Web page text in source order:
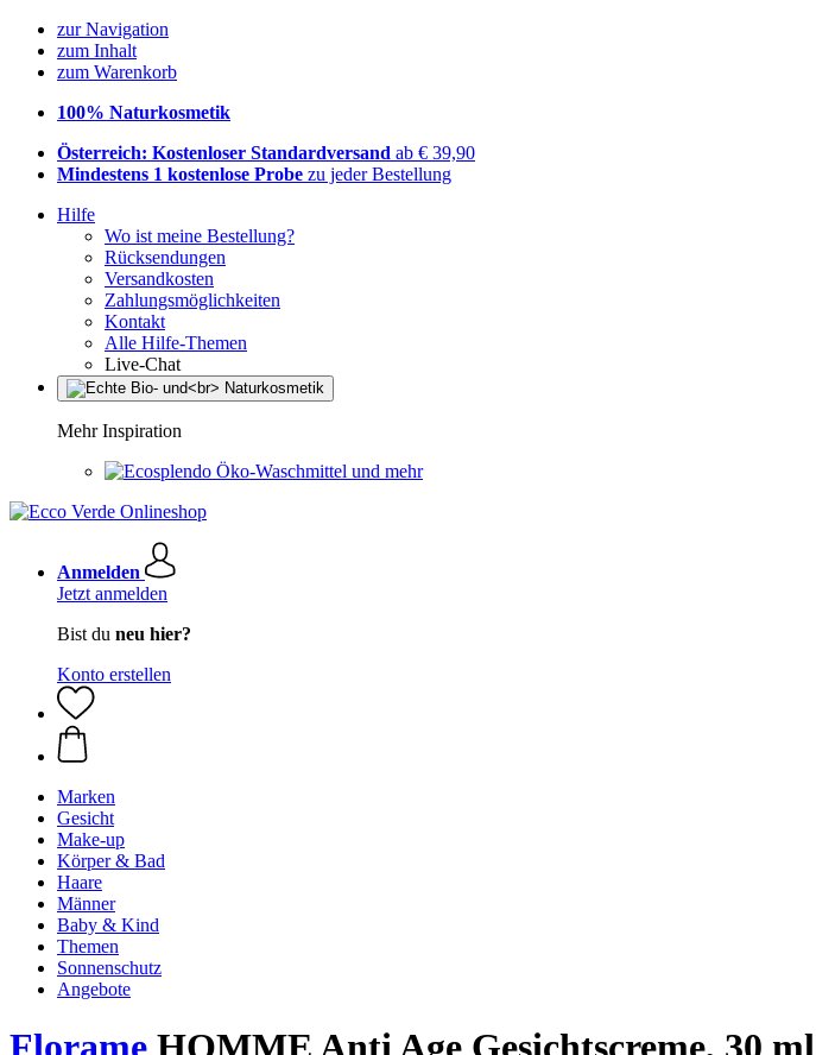
zur Navigation
zum Inhalt
zum Warenkorb
100% Naturkosmetik
Österreich: Kostenloser Standardversand ab € 39,90
Mindestens 1 kostenlose Probe zu jeder Bestellung
Hilfe
Wo ist meine Bestellung?
Rücksendungen
Versandkosten
Zahlungsmöglichkeiten
Kontakt
Alle Hilfe-Themen
Live-Chat
Mehr Inspiration
Öko-Waschmittel und mehr
Anmelden
Jetzt anmelden
Bist du neu hier?
Konto erstellen
Marken
Gesicht
Make-up
Körper & Bad
Haare
Männer
Baby & Kind
Themen
Sonnenschutz
Angebote